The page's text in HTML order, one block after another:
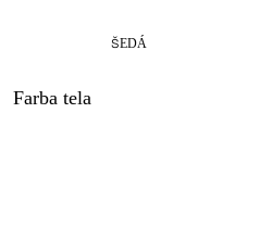
ŠEDÁ
Farba tela